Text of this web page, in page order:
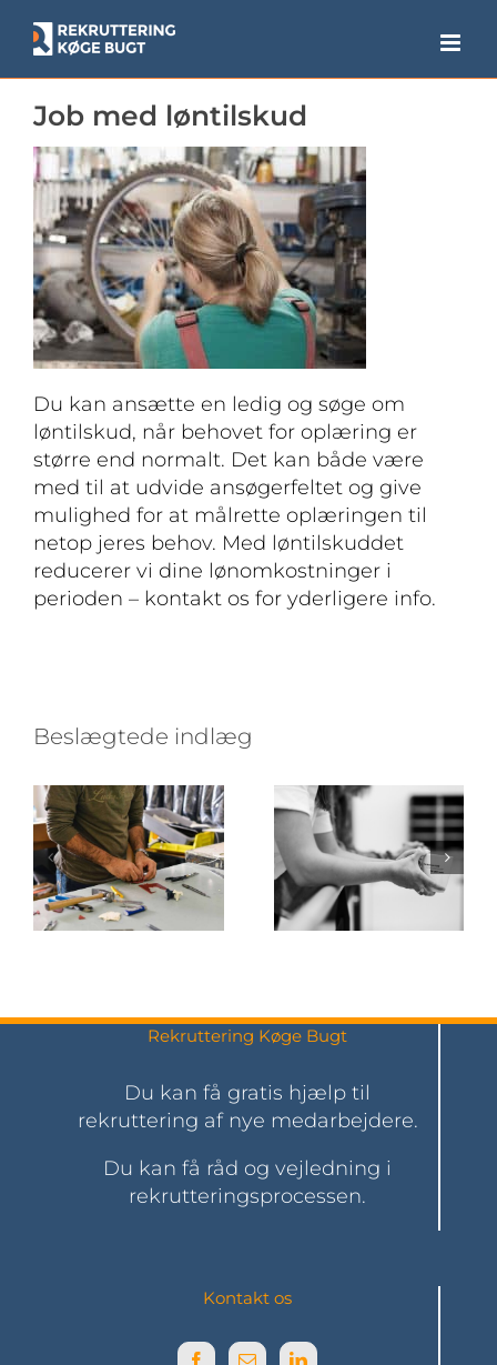
Job med løntilskud
Du kan ansætte en ledig og søge om
løntilskud, når behovet for oplæring er
større end normalt. Det kan både være
med til at udvide ansøgerfeltet og give
mulighed for at målrette oplæringen til
netop jeres behov. Med løntilskuddet
reducerer vi dine lønomkostninger i
perioden – kontakt os for yderligere info.
Beslægtede indlæg
måske bare
et par timer
om ugen ?
af
løntilskud?
Rekruttering Køge Bugt
Du kan få gratis hjælp til
rekruttering af nye medarbejdere.
Du kan få råd og vejledning i
rekrutteringsprocessen.
Kontakt os